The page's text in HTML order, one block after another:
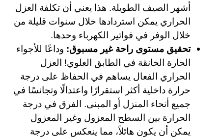
أشهر الصيف الطويلة. هذا يعني أن تكلفة العزل
الحراري يمكن استردادها خلال سنوات قليلة من
خلال الوفر في فواتير الكهرباء وحدها.
تحقيق مستوى راحة غير مسبوق: وداعًا للأجواء
الحارة الخانقة في الطابق العلوي! العزل
الحراري الفعال يساهم في الحفاظ على درجة
حرارة داخلية أكثر استقرارًا واعتدالًا وتجانسًا في
جميع أنحاء المنزل أو المبنى. الفرق في درجة
الحرارة بين السطح المعزول وغير المعزول
يمكن أن يكون هائلاً، مما ينعكس على درجة